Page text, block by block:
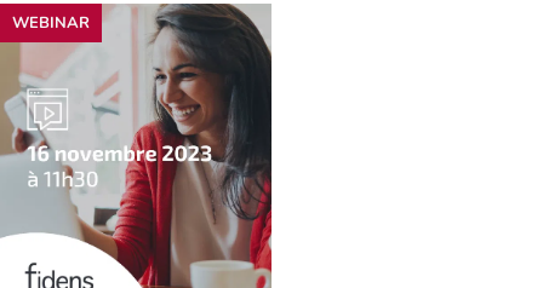
WEBINAR